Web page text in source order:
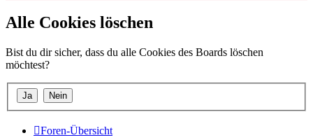
Alle Cookies löschen
Bist du dir sicher, dass du alle Cookies des Boards löschen
möchtest?
Foren-Übersicht